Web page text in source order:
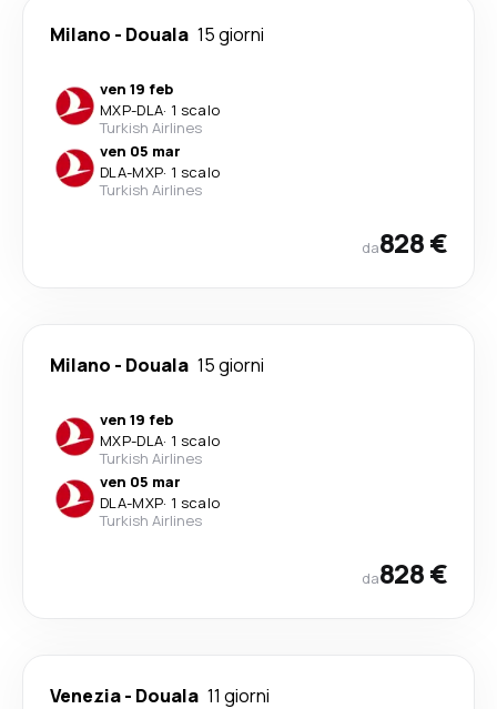
Milano - Douala 15 giorni
ven 19 feb
MXP-DLA· 1 scalo
Turkish Airlines
ven 05 mar
DLA-MXP· 1 scalo
Turkish Airlines
da828 €
Milano - Douala 15 giorni
ven 19 feb
MXP-DLA· 1 scalo
Turkish Airlines
ven 05 mar
DLA-MXP· 1 scalo
Turkish Airlines
da828 €
Venezia- Douala 11 giorni